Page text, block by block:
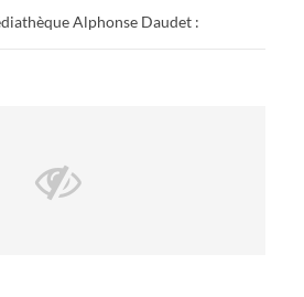
Alphonse Daudet :